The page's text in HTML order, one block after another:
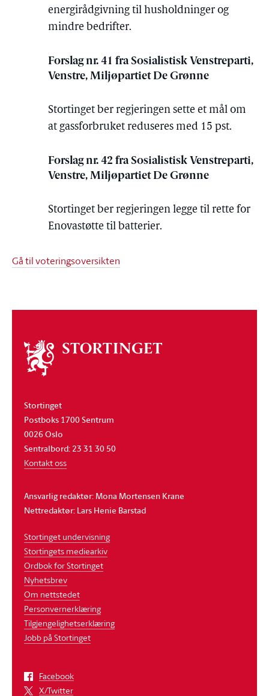
energirådgivning til husholdninger og
mindre bedrifter.
Forslag nr. 41 fra Sosialistisk Venstreparti,
Venstre, Miljøpartiet De Grønne
Stortinget ber regjeringen sette et mål om
at gassforbruket reduseres med 15 pst.
Forslag nr. 42 fra Sosialistisk Venstreparti,
Venstre, Miljøpartiet De Grønne
Stortinget ber regjeringen legge til rette for
Enovastøtte til batterier.
Gå til voteringsoversikten
Om
stortinget
Stortinget
Postboks 1700 Sentrum
0026 Oslo
Sentralbord: 23 31 30 50
Kontakt oss
Ansvarlig redaktør: Mona Mortensen Krane
Nettredaktør: Lars Henie Barstad
Stortinget undervisning
Stortingets mediearkiv
Ordbok for Stortinget
Nyhetsbrev
Om nettstedet
Personvernerklæring
Tilgjengelighetserklæring
Jobb på Stortinget
Facebook
X/Twitter